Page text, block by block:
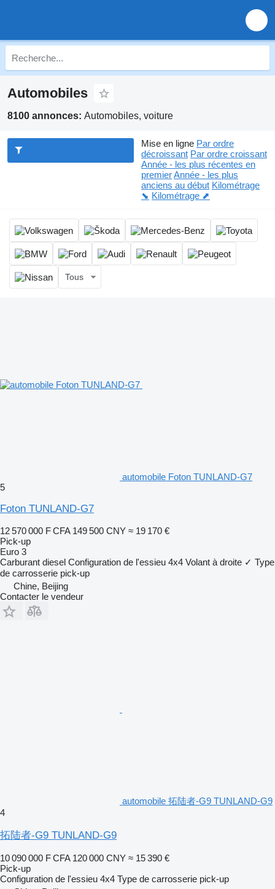
Automobiles
8100 annonces: Automobiles, voiture
Mise en ligne Par ordre
décroissant Par ordre croissant
Année - les plus récentes en
premierAnnée - les plus
anciens au début Kilométrage
⬊ Kilométrage ⬈
Tous
automobile Foton TUNLAND-G7
5
Foton TUNLAND-G7
12 570 000 F CFA 149 500 CNY ≈ 19 170 €
Pick-up
Euro 3
Carburant diesel Configuration de l'essieu 4x4 Volant à droite ✓ Type
de carrosserie pick-up
Chine, Beijing
Contacter le vendeur
automobile 拓陆者-G9 TUNLAND-G9
4
拓陆者-G9 TUNLAND-G9
10 090 000 F CFA 120 000 CNY ≈ 15 390 €
Pick-up
Configuration de l'essieu 4x4 Type de carrosserie pick-up